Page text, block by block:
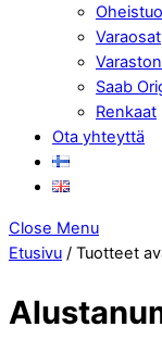
Varaosat
Saab
Renkaat
Ota yhteyttä
Close Menu
Etusivu / Tuotteet